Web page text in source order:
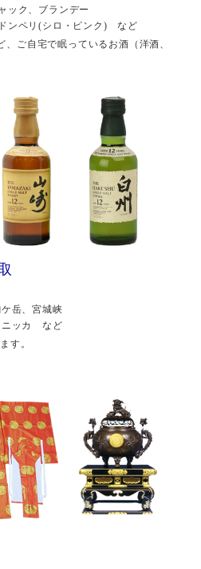
ック、ブランデー
ンペリ(シロ・ピンク) など
ご自宅で眠っているお酒（洋酒、
岳、宮城峡
ニッカ など
す。